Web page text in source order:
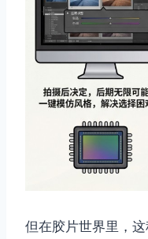
但在胶片世界里，